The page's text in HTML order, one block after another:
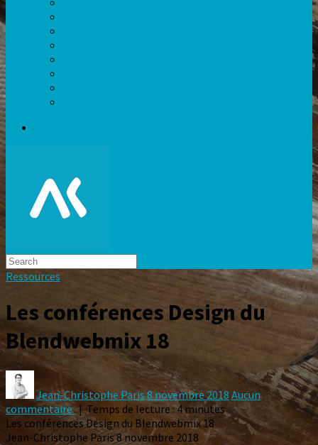
Ressources
Les conférences Design du
Blendwebmix 18
Jean-Christophe Paris8 novembre 2018 Aucun
commentaire| Temps de lecture : 4 minutes
Les conférences Design du Blendwebmix 18
Jean-Christophe Paris8 novembre 2018